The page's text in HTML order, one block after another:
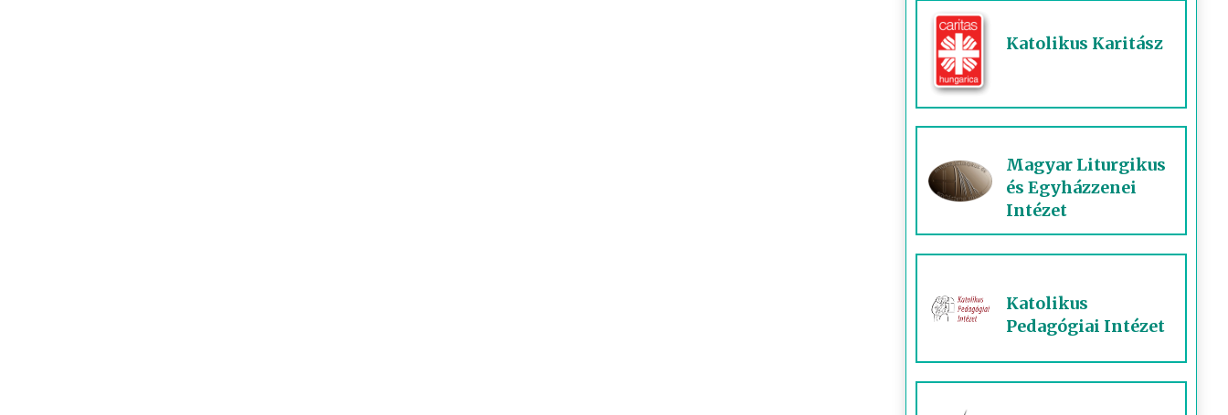
Katolikus Karitász
Magyar Liturgikus
és Egyházzenei
Intézet
Katolikus
Pedagógiai Intézet